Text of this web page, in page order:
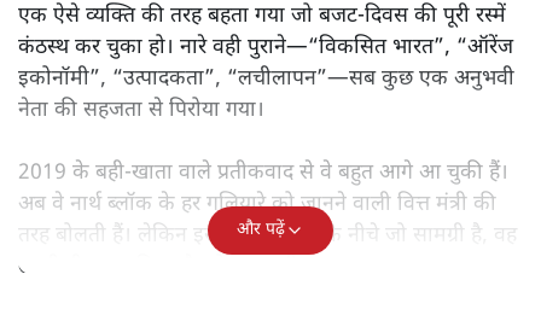
एक ऐसे व्यक्ति की तरह बहता गया जो बजट‑दिवस की पूरी रस्में
कंठस्थ कर चुका हो। नारे वही पुराने—“विकसित भारत”, “ऑरेंज
इकोनॉमी”, “उत्पादकता”, “लचीलापन”—सब कुछ एक अनुभवी
नेता की सहजता से पिरोया गया।
2019 के बही‑खाता वाले प्रतीकवाद से वे बहुत आगे आ चुकी हैं।
अब वे नार्थ ब्लॉक के हर गलियारे को जानने वाली वित्त मंत्री की
तरह बोलती हैं। लेकिन इस आत्मविश्वास के नीचे जो सामग्री है, वह
उतनी ही अनुमानित और दोहराव भरी।
और पढ़ें